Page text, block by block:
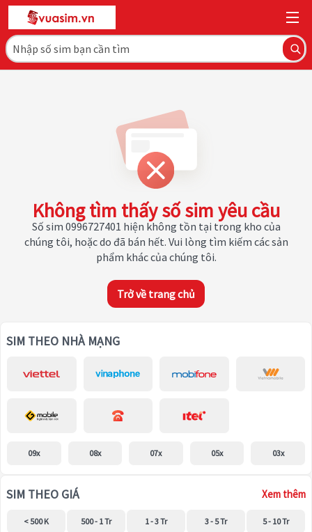
Không tìm thấy số sim yêu cầu
Số sim 0996727401 hiện không tồn tại trong kho của
chúng tôi, hoặc do đã bán hết. Vui lòng tìm kiếm các sản
phẩm khác của chúng tôi.
Trở về trang chủ
SIM THEO NHÀ MẠNG
09x 08x 07x 05x 03x
SIM THEO GIÁ Xem thêm
< 500 K 500 - 1 Tr 1 - 3 Tr 3 - 5 Tr 5 - 10 Tr